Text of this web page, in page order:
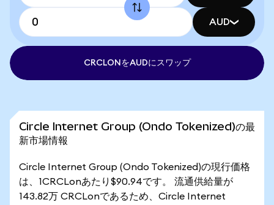
AUD
CRCLONをAUDにスワップ
Circle Internet Group (Ondo Tokenized)の最
新市場情報
Circle Internet Group (Ondo Tokenized)の現行価格
は、1CRCLonあたり$90.94です。 流通供給量が
143.82万 CRCLonであるため、Circle Internet